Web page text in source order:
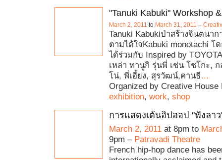
"Tanuki Kabuki" Workshop
March 2, 2011 to March 31, 2011 –
Tanuki Kabukiป่าสร้างจินตนาก
ตามได้ใจKabuki monotachi โ
ได้ร่วมกับ Inspired by
เหล่า ทานูกิ รุ่นพี่ เช่น โชโกะ,
โน่, พี่เอี้ยง, สุรวัฒน์,คานธี…
Organized by Creative House
exhibition, work, shop
การแสดงเต้นฮิปฮอป "ฟังลาว
March 2, 2011 at 8pm to
9pm – Patravadi Theatre
French hip-hop dance has